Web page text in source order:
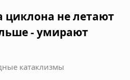
циклона не летают
- умирают
катаклизмы